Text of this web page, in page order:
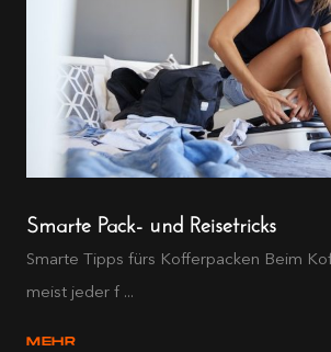
Smarte Pack- und Reisetricks
Smarte Tipps fürs Kofferpacken Beim
meist jeder f ...
MEHR